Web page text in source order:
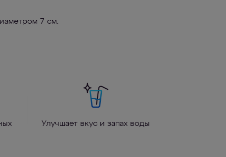
7 см.
Улучшает вкус и запах воды